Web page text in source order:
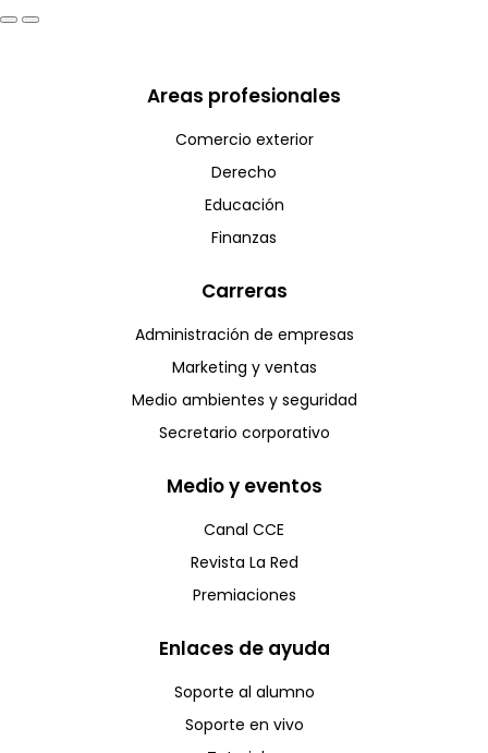
Areas profesionales
Comercio exterior
Derecho
Educación
Finanzas
Carreras
Administración de empresas
Marketing y ventas
Medio ambientes y seguridad
Secretario corporativo
Medio y eventos
Canal CCE
Revista La Red
Premiaciones
Enlaces de ayuda
Soporte al alumno
Soporte en vivo